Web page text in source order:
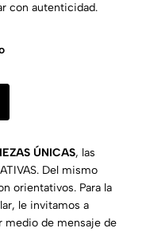
con autenticidad.
ÚNICAS, las
Del mismo
orientativos. Para la
le invitamos a
medio de mensaje de